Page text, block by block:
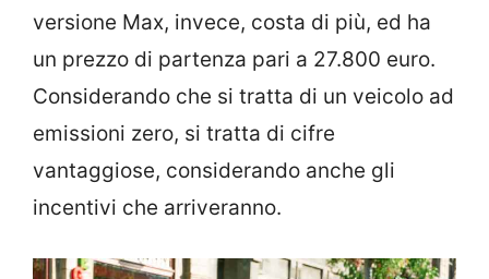
versione Max, invece, costa di più, ed ha
un prezzo di partenza pari a 27.800 euro.
Considerando che si tratta di un veicolo ad
emissioni zero, si tratta di cifre
vantaggiose, considerando anche gli
incentivi che arriveranno.